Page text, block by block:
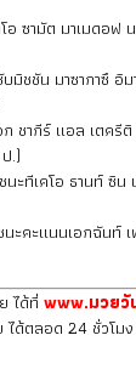
อ ซามัต มาเมดอ
บมิชชัน มาซากาซึ
ก ชากีร์ แอล เตค
.)
ะทีเคโอ ธานท์ ซิ
ะคะแนนเอกฉันท์
ได้ที่www.มวยวั
ด้ตลอด 24 ชั่วโม